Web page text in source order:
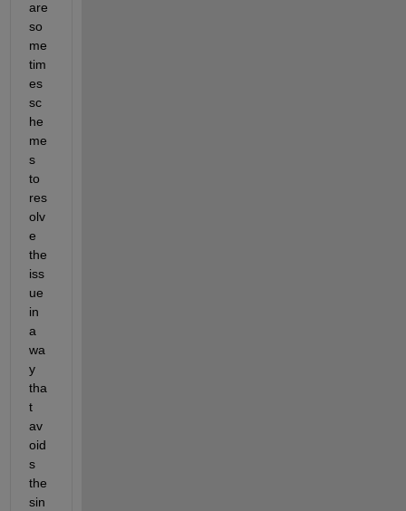
are
so
me
tim
es
sc
he
me
s
to
res
olv
e
the
iss
ue
in
a
wa
y
tha
t
av
oid
s
the
sin